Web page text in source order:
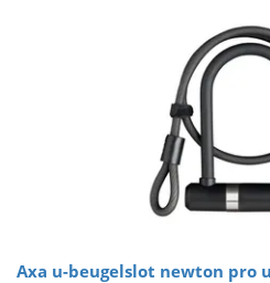
Axa u-beugelslot newton pro